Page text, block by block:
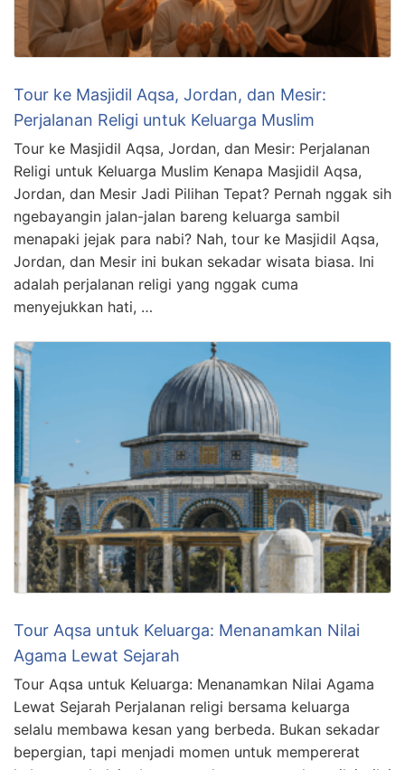
Tour ke Masjidil Aqsa, Jordan, dan Mesir:
Perjalanan Religi untuk Keluarga Muslim
Tour ke Masjidil Aqsa, Jordan, dan Mesir: Perjalanan
Religi untuk Keluarga Muslim Kenapa Masjidil Aqsa,
Jordan, dan Mesir Jadi Pilihan Tepat? Pernah nggak sih
ngebayangin jalan-jalan bareng keluarga sambil
menapaki jejak para nabi? Nah, tour ke Masjidil Aqsa,
Jordan, dan Mesir ini bukan sekadar wisata biasa. Ini
adalah perjalanan religi yang nggak cuma
menyejukkan hati, …
Tour Aqsa untuk Keluarga: Menanamkan Nilai
Agama Lewat Sejarah
Tour Aqsa untuk Keluarga: Menanamkan Nilai Agama
Lewat Sejarah Perjalanan religi bersama keluarga
selalu membawa kesan yang berbeda. Bukan sekadar
bepergian, tapi menjadi momen untuk mempererat